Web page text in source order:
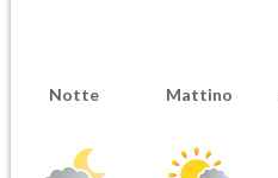
Notte Mattino